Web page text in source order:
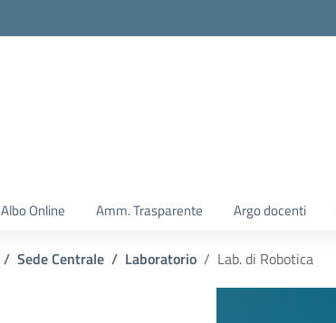
Albo Online Amm. Trasparente Argo docenti
Sede Centrale Laboratorio Lab. di Robotica